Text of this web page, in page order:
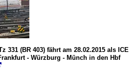
331 (BR 403) fährt am 28.02.2015 als ICE
- Würzburg - Münch in den Hbf